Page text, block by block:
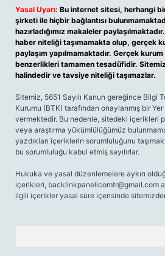
Yasal Uyarı: Bu internet sitesi, herhangi
şirketi ile hiçbir bağlantısı
hazırladığımız makaleler
haber niteliği taşımamakta olup, gerçek
paylaşım yapılmamaktadır. Gerçek
benzerlikleri tamamen tesadüfidir.
halindedir ve tavsiye niteliği taşımazlar.
Sitemiz, 5651 Sayılı Kanun gereğince Bilgi
Kurumu (BTK) tarafından onaylanmış bir
vermektedir. Bu nedenle, sitedeki içerikleri
veya araştırma yükümlülüğümüz
yazdıkları içeriklerin sorumluluğunu
bu sorumluluğu kabul etmiş sayılırlar.
Hukuka ve yasal düzenlemelere aykırı
içerikleri, backlinkpanelicomtr@gmail.com
ilgili içerikler yasal süre içerisinde